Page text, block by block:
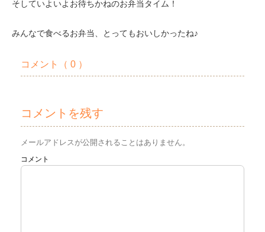
そしていよいよお待ちかねのお弁当タイム！
みんなで食べるお弁当、とってもおいしかったね♪
コメント （ 0 ）
コメントを残す
メールアドレスが公開されることはありません。
コメント